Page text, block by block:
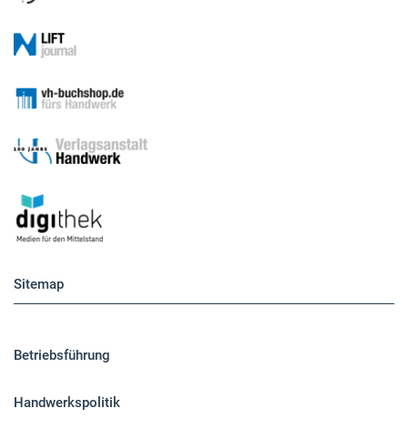
Sitemap
Betriebsführung
Handwerkspolitik